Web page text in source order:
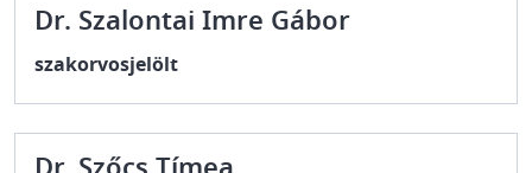
Dr. Szalontai Imre Gábor
szakorvosjelölt